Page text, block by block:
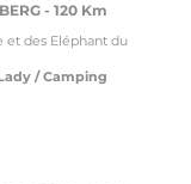
- 120 Km
et des Eléphant du
/ Camping